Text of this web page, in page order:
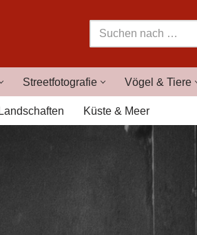
Streetfotografie Vögel & Tiere
Landschaften Küste & Meer